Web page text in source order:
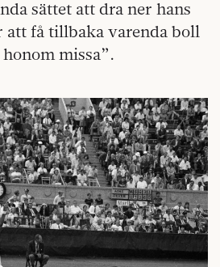
sättet att dra ner hans
att få tillbaka varenda boll
missa”.